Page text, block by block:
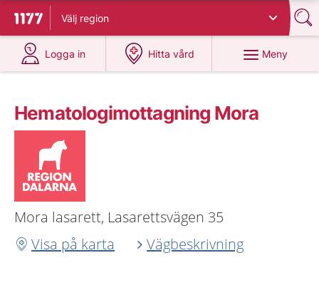
Till startsidan för 1177
Välj region
Logga in
på 1177.se
Hitta vård
på 1177.se
Meny
Hematologimottagning Mora
Mora lasarett, Lasarettsvägen 35
Visa på karta
Vägbeskrivning